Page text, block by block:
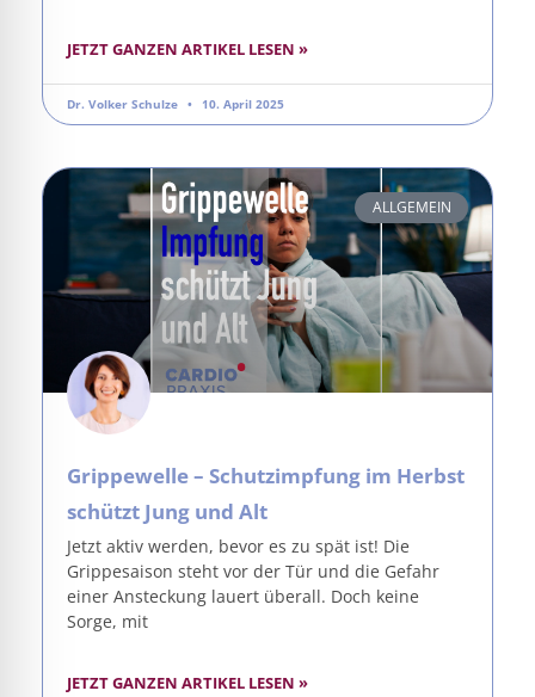
JETZT GANZEN ARTIKEL LESEN »
Dr. Volker Schulze 10. April 2025
ALLGEMEIN
Grippewelle – Schutzimpfung im Herbst
schützt Jung und Alt
Jetzt aktiv werden, bevor es zu spät ist! Die
Grippesaison steht vor der Tür und die Gefahr
einer Ansteckung lauert überall. Doch keine
Sorge, mit
JETZT GANZEN ARTIKEL LESEN »